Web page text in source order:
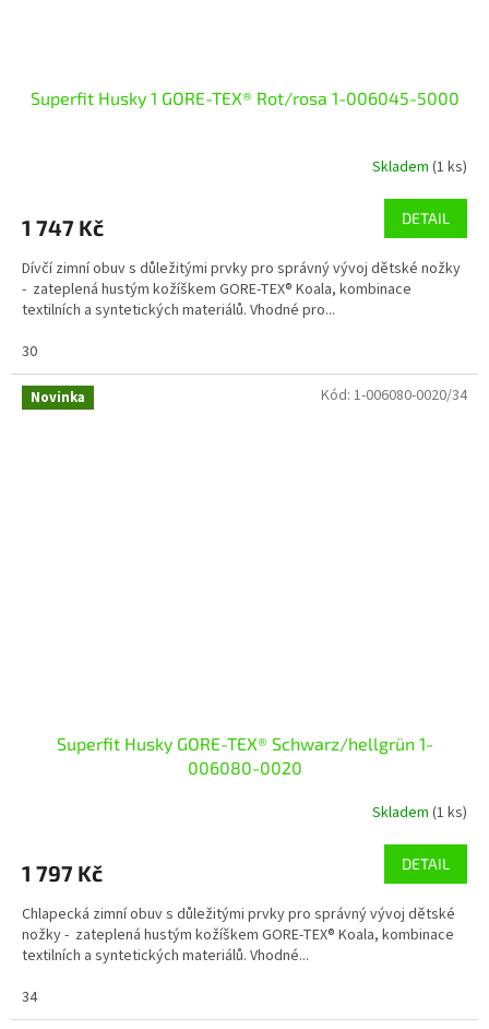
Superfit Husky 1 GORE-TEX® Rot/rosa 1-006045-5000
Skladem (1 ks)
1 747 Kč DETAIL
Dívčí zimní obuv s důležitými prvky pro správný vývoj dětské nožky
- zateplená hustým kožíškem GORE-TEX® Koala, kombinace
textilních a syntetických materiálů. Vhodné pro...
30
Novinka
Superfit Husky GORE-TEX® Schwarz/hellgrün 1-
006080-0020
Skladem (1 ks)
1 797 Kč DETAIL
Chlapecká zimní obuv s důležitými prvky pro správný vývoj dětské
nožky - zateplená hustým kožíškem GORE-TEX® Koala, kombinace
textilních a syntetických materiálů. Vhodné...
34
Kód: 1-006080-0020/34